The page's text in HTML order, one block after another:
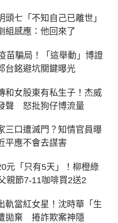
頭七「不知自己已離世」
感應：他回來了
苗騙局！「這舉動」博證
銘避坑關鍵曝光
和女股東有私生子！杰威
聲 怒批狗仔博流量
三口遭滅門？知情官員曝
平應不會去謀害
元「只有5天」！柳橙綠
節7-11咖啡買2送2
軌當紅女星！沈時華「生
拋棄 捲詐欺案神隱